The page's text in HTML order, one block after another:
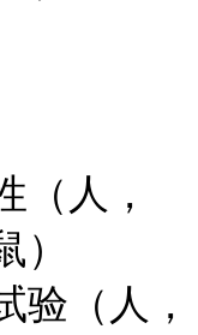
（人，
验（人，